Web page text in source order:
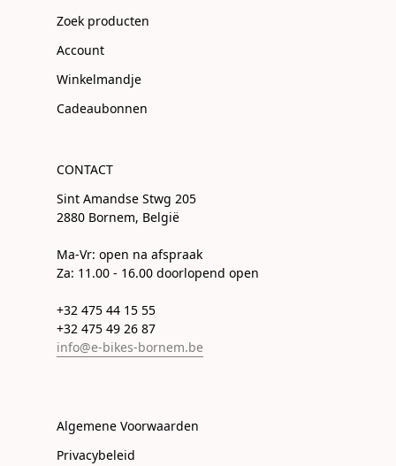
Zoek producten
Account
Winkelmandje
Cadeaubonnen
CONTACT
Sint Amandse Stwg 205
2880 Bornem, België
Ma-Vr: open na afspraak
Za: 11.00 - 16.00 doorlopend open
+32 475 44 15 55
+32 475 49 26 87
info@e-bikes-bornem.be
Algemene Voorwaarden
Privacybeleid